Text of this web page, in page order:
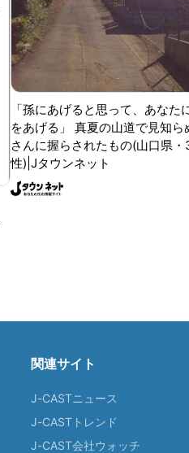
「孫にあげると思って、あなた
をあげる」 真夏の山道で見知ら
さんに握らされたもの(山口県
性)|Jタウンネット
関連サイト
J-CASTニュース
J-CASTトレンド
J-CAST会社ウォッチ